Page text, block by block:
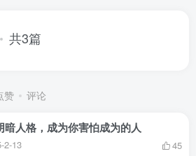
共3篇
赞 评论
暗人格，成为你害怕成为的人
2-13 45